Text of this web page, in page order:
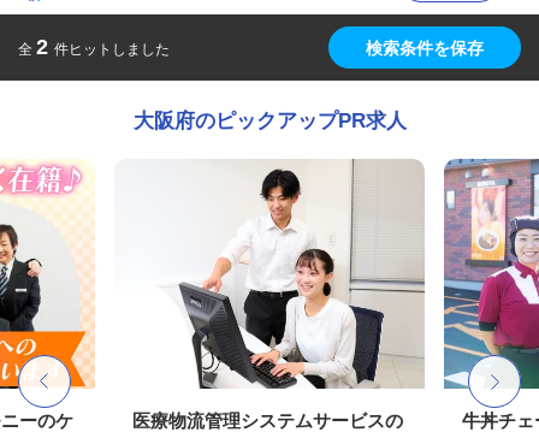
全 2 件ヒットしました 検索条件を保存
大阪府のピックアップPR求人
ーのケ
医療物流管理システムサービスの
牛丼チェ